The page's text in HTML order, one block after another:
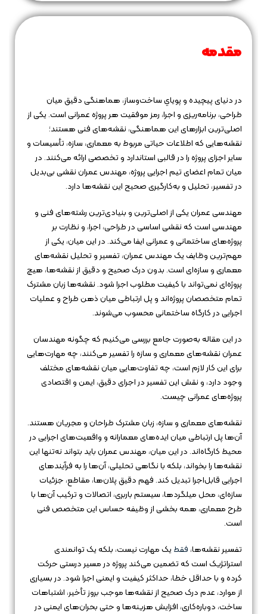
مقدمه
در دنیای پیچیده و پویاي ساخت‌وساز، هماهنگی دقیق میان
طراحی، برنامه‌ریزی و اجرا، رمز موفقیت هر پروژه عمرانی است. یکی از
اصلی‌ترین ابزارهای این هماهنگی، نقشه‌های فنی هستند؛
نقشه‌هایی که اطلاعات حیاتی مربوط به معماری، سازه، تأسیسات و
سایر اجزای پروژه را در قالبی استاندارد و تخصصی ارائه می‌کنند. در
میان تمام اعضای تیم اجرایی پروژه، مهندس عمران نقشی بی‌بدیل
در تفسیر، تحلیل و به‌کارگیری صحیح این نقشه‌ها دارد.
مهندسی عمران یکی از اصلی‌ترین و بنیادی‌ترین رشته‌های فنی و
مهندسی است که نقشی اساسی در طراحی، اجرا، و نظارت بر
پروژه‌های ساختمانی و عمرانی ایفا می‌کند. در این میان، یکی از
مهم‌ترین وظایف یک مهندس عمران، تفسیر و تحلیل نقشه‌های
معماری و سازه‌ای است. بدون درک صحیح و دقیق از نقشه‌ها، هیچ
پروژه‌ای نمی‌تواند با کیفیت مطلوب اجرا شود. نقشه‌ها زبان مشترک
تمام متخصصان پروژه‌اند و پل ارتباطی میان ذهن طراح و عملیات
اجرایی در کارگاه ساختمانی محسوب می‌شوند.
در این مقاله به‌صورت جامع بررسی می‌کنیم که چگونه مهندسان
عمران نقشه‌های معماری و سازه را تفسیر می‌کنند، چه مهارت‌هایی
برای این کار لازم است، چه تفاوت‌هایی میان نقشه‌های مختلف
وجود دارد، و نقش این تفسیر در اجرای دقیق، ایمن و اقتصادی
پروژه‌های عمرانی چیست.
نقشه‌های معماری و سازه، زبان مشترک طراحان و مجریان هستند.
آن‌ها پل ارتباطی میان ایده‌های معمارانه و واقعیت‌های اجرایی در
محیط کارگاه‌اند. در این میان، مهندس عمران باید بتواند نه‌تنها این
نقشه‌ها را بخواند، بلکه با نگاهی تحلیلی، آن‌ها را به فرآیندهای
اجرایی قابل‌اجرا تبدیل کند. فهم دقیق پلان‌ها، مقاطع، جزئیات
سازه‌ای، محل میلگردها، سیستم باربری، اتصالات و ترکیب آن‌ها با
طرح معماری، همه بخشی از وظیفه حساس این متخصص فنی
است.
تفسیر نقشه‌ها، فقط یک مهارت نیست، بلکه یک توانمندی
استراتژیک است که تضمین می‌کند پروژه در مسیر درستی حرکت
کرده و با حداقل خطا، حداکثر کیفیت و ایمنی اجرا شود. در بسیاری
از موارد، عدم درک صحیح از نقشه‌ها موجب بروز تأخیر، اشتباهات
ساخت، دوباره‌کاری، افزایش هزینه‌ها و حتی بحران‌های ایمنی در